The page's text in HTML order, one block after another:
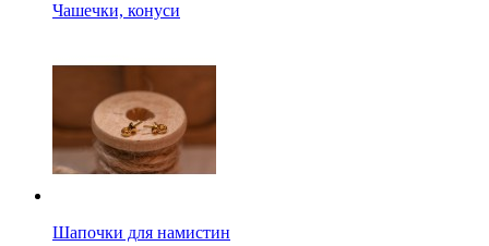
Чашечки, конуси
Шапочки для намистин